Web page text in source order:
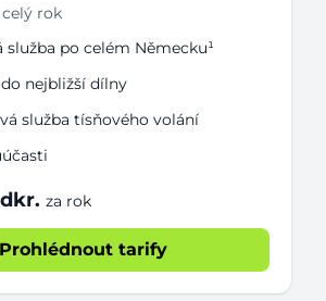
rok
služba po celém Německu¹
nejbližší dílny
služba tísňového volání
za rok
Prohlédnout tarify